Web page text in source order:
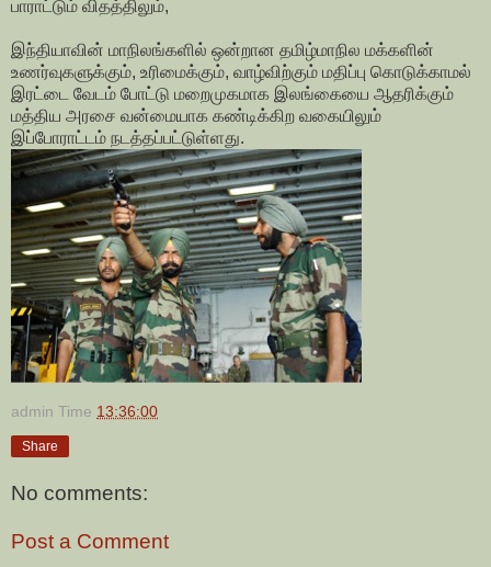
பாராட்டும் விதத்திலும்,
இந்தியாவின் மாநிலங்களில் ஒன்றான தமிழ்மாநில மக்களின்
உணர்வுகளுக்கும், உரிமைக்கும், வாழ்விற்கும் மதிப்பு கொடுக்காமல்
இரட்டை வேடம் போட்டு மறைமுகமாக இலங்கையை ஆதரிக்கும்
மத்திய அரசை வன்மையாக கண்டிக்கிற வகையிலும்
இப்போராட்டம் நடத்தப்பட்டுள்ளது.
admin Time 13:36:00
Share
No comments:
Post a Comment